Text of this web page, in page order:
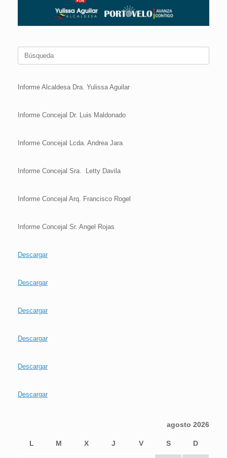
Buscar:
Informe Alcaldesa Dra. Yulissa Aguilar
Informe Concejal Dr. Luis Maldonado
Informe Concejal Lcda. Andrea Jara
Informe Concejal Sra. Letty Davila
Informe Concejal Arq. Francisco Rogel
Informe Concejal Sr. Angel Rojas
Descargar
Descargar
Descargar
Descargar
Descargar
Descargar
agosto 2026
L M X J V S D